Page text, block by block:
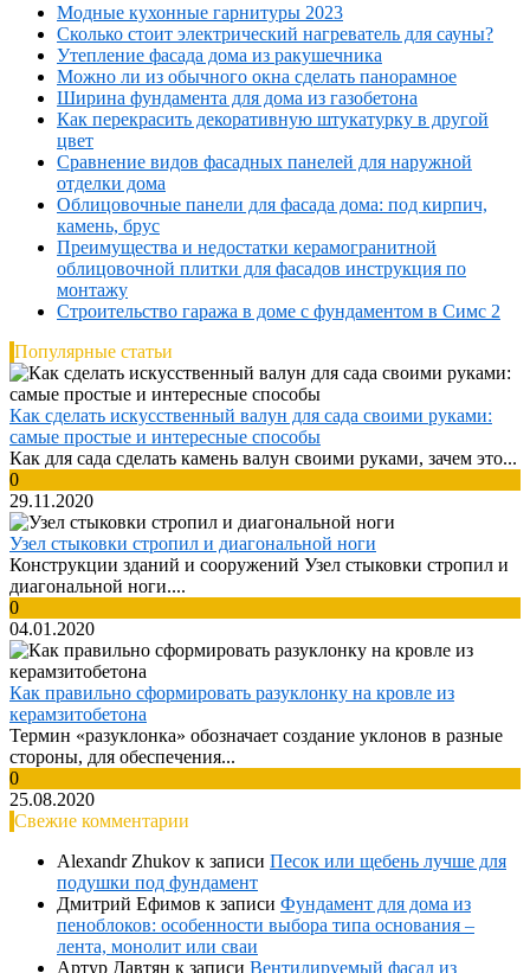
Модные кухонные гарнитуры 2023
Сколько стоит электрический нагреватель для сауны?
Утепление фасада дома из ракушечника
Можно ли из обычного окна сделать панорамное
Ширина фундамента для дома из газобетона
Как перекрасить декоративную штукатурку в другой
цвет
Сравнение видов фасадных панелей для наружной
отделки дома
Облицовочные панели для фасада дома: под кирпич,
камень, брус
Преимущества и недостатки керамогранитной
облицовочной плитки для фасадов инструкция по
монтажу
Строительство гаража в доме с фундаментом в Симс 2
Популярные статьи
Как сделать искусственный валун для сада своими руками:
самые простые и интересные способы
Как для сада сделать камень валун своими руками, зачем это...
0
29.11.2020
Узел стыковки стропил и диагональной ноги
Конструкции зданий и сооружений Узел стыковки стропил и
диагональной ноги....
0
04.01.2020
Как правильно сформировать разуклонку на кровле из
керамзитобетона
Термин «разуклонка» обозначает создание уклонов в разные
стороны, для обеспечения...
0
25.08.2020
Свежие комментарии
Alexandr Zhukov к записи Песок или щебень лучше для
подушки под фундамент
Дмитрий Ефимов к записи Фундамент для дома из
пеноблоков: особенности выбора типа основания –
лента, монолит или сваи
Артур Давтян к записи Вентилируемый фасад из